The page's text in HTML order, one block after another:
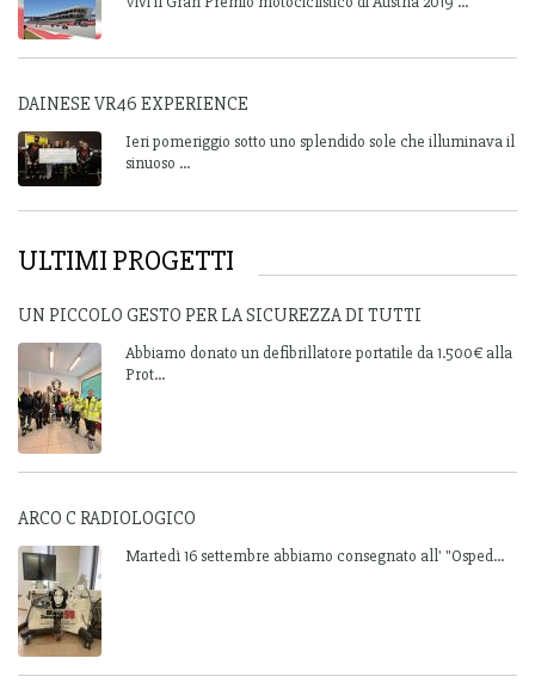
DAINESE VR46 EXPERIENCE
Ieri pomeriggio sotto uno splendido sole che illuminava il
sinuoso ...
ULTIMI PROGETTI
UN PICCOLO GESTO PER LA SICUREZZA DI TUTTI
Abbiamo donato un defibrillatore portatile da 1.500€ alla
Prot...
ARCO C RADIOLOGICO
Martedì 16 settembre abbiamo consegnato all' "Osped...